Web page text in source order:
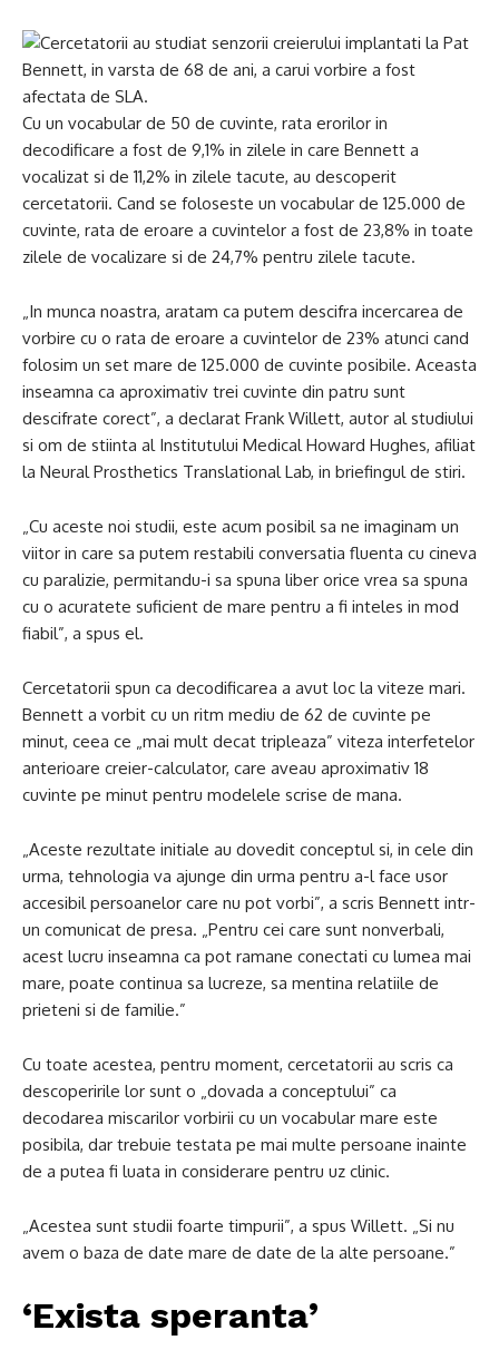
Cu un vocabular de 50 de cuvinte, rata erorilor in
decodificare a fost de 9,1% in zilele in care Bennett a
vocalizat si de 11,2% in zilele tacute, au descoperit
cercetatorii. Cand se foloseste un vocabular de 125.000 de
cuvinte, rata de eroare a cuvintelor a fost de 23,8% in toate
zilele de vocalizare si de 24,7% pentru zilele tacute.
„In munca noastra, aratam ca putem descifra incercarea de
vorbire cu o rata de eroare a cuvintelor de 23% atunci cand
folosim un set mare de 125.000 de cuvinte posibile. Aceasta
inseamna ca aproximativ trei cuvinte din patru sunt
descifrate corect”, a declarat Frank Willett, autor al studiului
si om de stiinta al Institutului Medical Howard Hughes, afiliat
la Neural Prosthetics Translational Lab, in ​​briefingul de stiri.
„Cu aceste noi studii, este acum posibil sa ne imaginam un
viitor in care sa putem restabili conversatia fluenta cu cineva
cu paralizie, permitandu-i sa spuna liber orice vrea sa spuna
cu o acuratete suficient de mare pentru a fi inteles in mod
fiabil”, a spus el.
Cercetatorii spun ca decodificarea a avut loc la viteze mari.
Bennett a vorbit cu un ritm mediu de 62 de cuvinte pe
minut, ceea ce „mai mult decat tripleaza” viteza interfetelor
anterioare creier-calculator, care aveau aproximativ 18
cuvinte pe minut pentru modelele scrise de mana.
„Aceste rezultate initiale au dovedit conceptul si, in cele din
urma, tehnologia va ajunge din urma pentru a-l face usor
accesibil persoanelor care nu pot vorbi”, a scris Bennett intr-
un comunicat de presa. „Pentru cei care sunt nonverbali,
acest lucru inseamna ca pot ramane conectati cu lumea mai
mare, poate continua sa lucreze, sa mentina relatiile de
prieteni si de familie.”
Cu toate acestea, pentru moment, cercetatorii au scris ca
descoperirile lor sunt o „dovada a conceptului” ca
decodarea miscarilor vorbirii cu un vocabular mare este
posibila, dar trebuie testata pe mai multe persoane inainte
de a putea fi luata in considerare pentru uz clinic.
„Acestea sunt studii foarte timpurii”, a spus Willett. „Si nu
avem o baza de date mare de date de la alte persoane.”
‘Exista speranta’